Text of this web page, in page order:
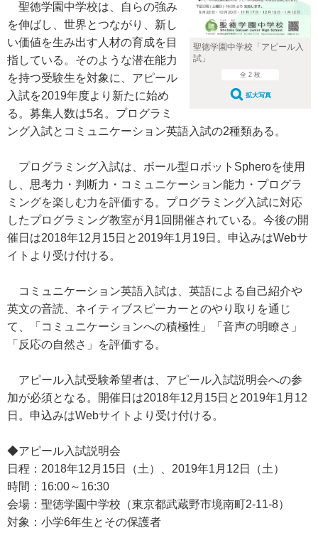
聖徳学園中学校「アピール入
試」
全 2 枚
拡大写真
聖徳学園中学校は、自らの強み
を伸ばし、世界とつながり、新し
い価値を生み出す人材の育成を目
指している。そのような潜在能力
を持つ受験生を対象に、アピール
入試を2019年度より新たに始め
る。募集人数は5名。プログラミ
ング入試とコミュニケーション英語入試の2種類ある。
プログラミング入試は、ボール型ロボットSpheroを使用
し、思考力・判断力・コミュニケーション能力・プログラ
ミングを楽しむ力を評価する。プログラミング入試に対応
したプログラミング教室が月1回開催されている。今後の開
催日は2018年12月15日と2019年1月19日。申込みはWebサ
イトより受け付ける。
コミュニケーション英語入試は、英語による自己紹介や
英文の音読、ネイティブスピーカーとのやり取りを通じ
て、「コミュニケーションへの積極性」「音声の明瞭さ」
「反応の自然さ」を評価する。
アピール入試受験希望者は、アピール入試説明会への参
加が必須となる。開催日は2018年12月15日と2019年1月12
日。申込みはWebサイトより受け付ける。
◆アピール入試説明会
日程：2018年12月15日（土）、2019年1月12日（土）
時間：16:00～16:30
会場：聖徳学園中学校（東京都武蔵野市境南町2-11-8）
対象：小学6年生とその保護者